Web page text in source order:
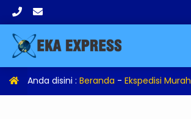
Anda disini : Beranda - Ekspedisi